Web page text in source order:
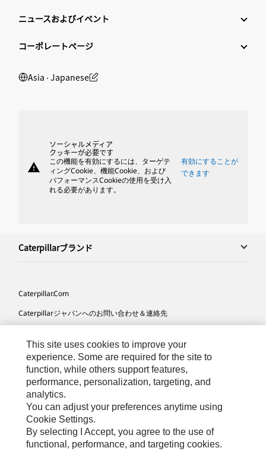
ニュースおよびイベント
コーポレートページ
Asia ‧ Japanese
warning
ソーシャルメディア
クッキーが必要です
この機能を有効にするには、ターゲテ
ィングCookie、機能Cookie、および
パフォーマンスCookieの使用を受け入
れる必要があります。
有効にすることが
できます
Caterpillarブランド
Caterpillar.com
Caterpillarジャパンへのお問い合わせ＆連絡先
サイト･マップ
Cookie Settings
法的事項
プライバシー
This site uses cookies to improve your
experience. Some are required for the site to
function, while others support features,
performance, personalization, targeting, and
analytics.
You can adjust your preferences anytime using
Cookie Settings.
By selecting I Accept, you agree to the use of
functional, performance, and targeting cookies.